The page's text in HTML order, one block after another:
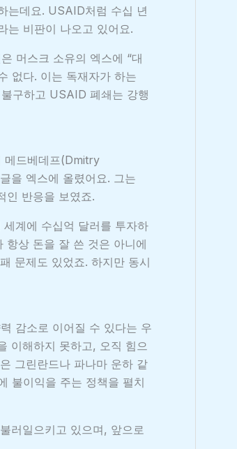
는데요. USAID처럼 수십 년
는 비판이 나오고 있어요.
머스크 소유의 엑스에 “대
없다. 이는 독재자가 하는
구하고 USAID 폐쇄는 강행
메드베데프(Dmitry
을 엑스에 올렸어요. 그는
인 반응을 보였죠.
계에 수십억 달러를 투자하
항상 돈을 잘 쓴 것은 아니에
문제도 있었죠. 하지만 동시
감소로 이어질 수 있다는 우
이해하지 못하고, 오직 힘으
그린란드나 파나마 운하 같
불이익을 주는 정책을 펼치
러일으키고 있으며, 앞으로